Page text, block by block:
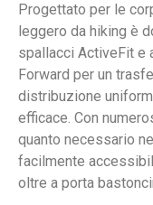
Progettato per le
leggero da hiking è
spallacci ActiveFit e
Forward per un
distribuzione
efficace. Con
quanto necessario
facilmente
oltre a porta